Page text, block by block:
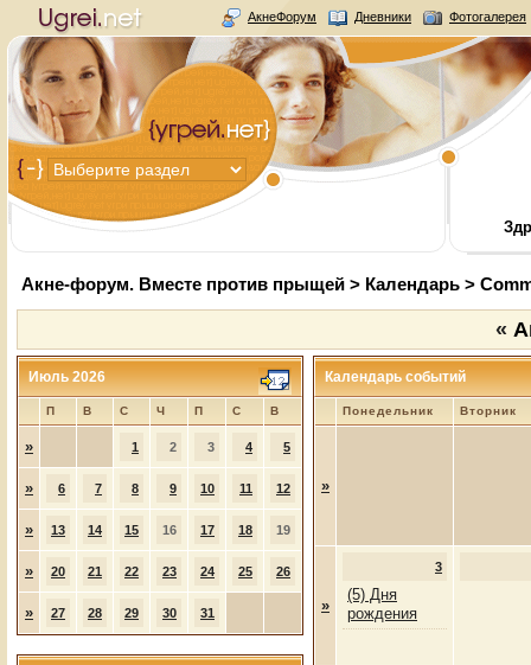
АкнеФорум Дневники Фотогалерея
Акне-форум. Вместе против прыщей > Календарь >
«
Июль 2026
П В С Ч П С В
» 1 2 3 4 5
» 6 7 8 9 10 11 12
» 13 14 15 16 17 18 19
» 20 21 22 23 24 25 26
» 27 28 29 30 31
Календарь событий
Понедельник Вторник
»
»
3
(5) Дня
рождения